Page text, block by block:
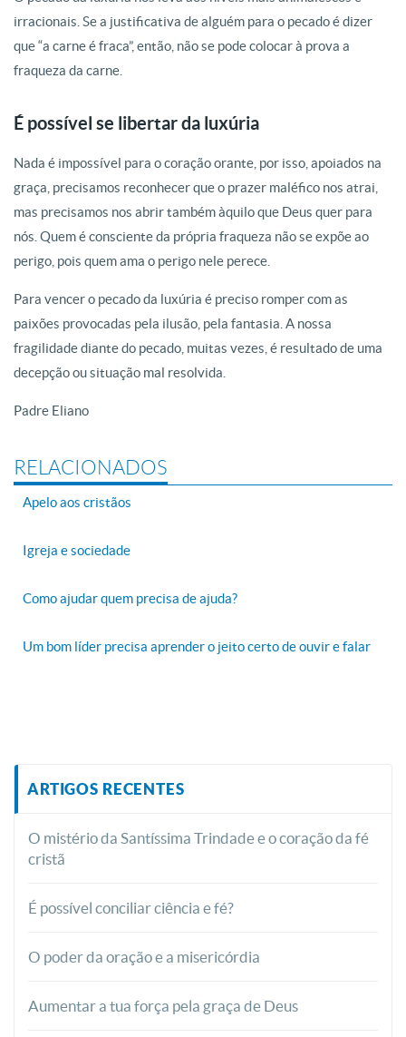
irracionais. Se a justificativa de alguém para o pecado é dizer
que “a carne é fraca”, então, não se pode colocar à prova a
fraqueza da carne.
É possível se libertar da luxúria
Nada é impossível para o coração orante, por isso, apoiados na
graça, precisamos reconhecer que o prazer maléfico nos atrai,
mas precisamos nos abrir também àquilo que Deus quer para
nós. Quem é consciente da própria fraqueza não se expõe ao
perigo, pois quem ama o perigo nele perece.
Para vencer o pecado da luxúria é preciso romper com as
paixões provocadas pela ilusão, pela fantasia. A nossa
fragilidade diante do pecado, muitas vezes, é resultado de uma
decepção ou situação mal resolvida.
Padre Eliano
RELACIONADOS
Apelo aos cristãos
Igreja e sociedade
Como ajudar quem precisa de ajuda?
Um bom líder precisa aprender o jeito certo de ouvir e falar
ARTIGOS RECENTES
O mistério da Santíssima Trindade e o coração da fé
cristã
É possível conciliar ciência e fé?
O poder da oração e a misericórdia
Aumentar a tua força pela graça de Deus